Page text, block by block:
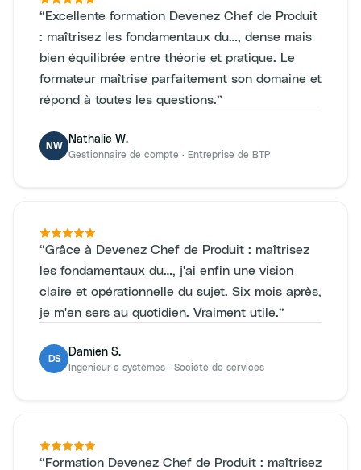
“Excellente formation Devenez Chef de Produit
: maîtrisez les fondamentaux du…, dense mais
bien équilibrée entre théorie et pratique. Le
formateur maîtrise parfaitement son domaine et
répond à toutes les questions.”
NW
Nathalie W.
Gestionnaire de compte · Entreprise de BTP
“Grâce à Devenez Chef de Produit : maîtrisez
les fondamentaux du…, j'ai enfin une vision
claire et opérationnelle du sujet. Six mois après,
je m'en sers au quotidien. Vraiment utile.”
DS
Damien S.
Ingénieur·e systèmes · Société de services
“Formation Devenez Chef de Produit : maîtrisez